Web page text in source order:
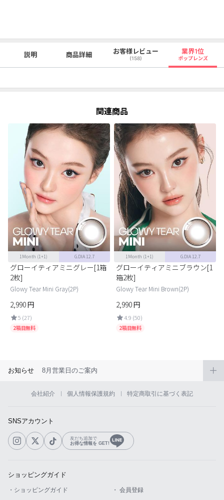
説明 商品詳細 お客様レビュー
(158)
業界1位
ポップレンズ
関連商品
1Month (1+1) G.DIA 12.7
グローイティアミニグレー[1箱
2枚]
Glowy Tear Mini Gray(2P)
2,990円
5 (27)
2箱目無料
1Month (1+1) G.DIA 12.7
グローイティアミニブラウン[1
箱2枚]
Glowy Tear Mini Brown(2P)
2,990円
4.9 (50)
2箱目無料
お知らせ 8月営業日のご案内
会社紹介 個人情報保護規約 特定商取引に基づく表記
SNSアカウント
友だち追加で
お得な情報を GET!
ショッピングガイド
・ショッピングガイド ・ 会員登録